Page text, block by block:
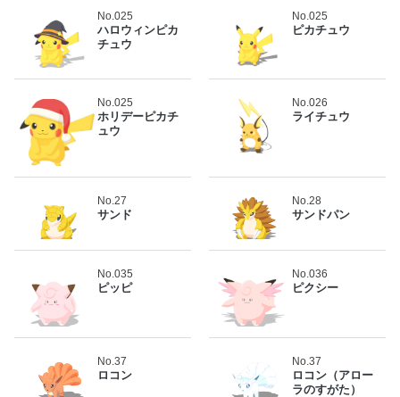
No.025
ハロウィンピカ
チュウ
No.025
ピカチュウ
No.025
ホリデーピカチ
ュウ
No.026
ライチュウ
No.27
サンド
No.28
サンドパン
No.035
ピッピ
No.036
ピクシー
No.37
ロコン
No.37
ロコン（アロー
ラのすがた）